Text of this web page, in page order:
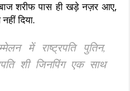
शरीफ पास ही खड़े नज़र आए,
दिया.
में राष्ट्रपति पुतिन,
शी जिनपिंग एक साथ